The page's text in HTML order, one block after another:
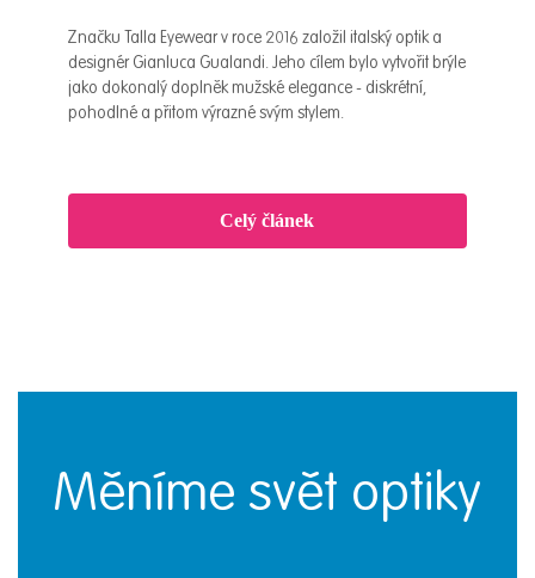
Značku Talla Eyewear v roce 2016 založil italský optik a
designér Gianluca Gualandi. Jeho cílem bylo vytvořit brýle
jako dokonalý doplněk mužské elegance - diskrétní,
pohodlné a přitom výrazné svým stylem.
Celý článek
Měníme svět optiky